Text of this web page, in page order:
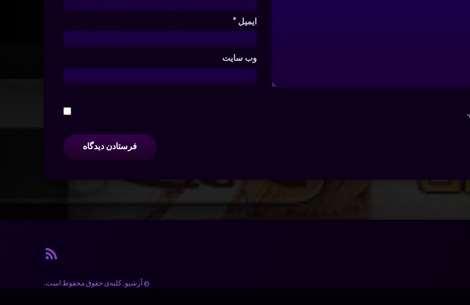
ایمیل *
وب‌ سایت
آر اس
© آرشیو. کلیه‌ی حقوق محفوظ است.